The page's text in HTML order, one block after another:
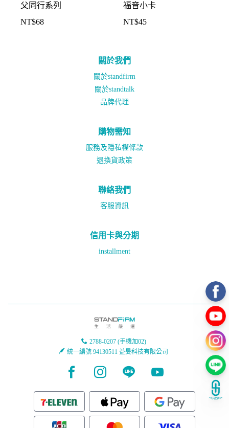
父同行系列
NT$68
福音小卡
NT$45
關於我們
關於standfirm
關於standtalk
品牌代理
購物需知
服務及隱私權條款
退換貨政策
聯絡我們
客服資訊
信用卡與分期
installment
2788-0207 (手機加02)
統一編號 94130511 益旻科技有限公司
Facebook pageInstagram page
Line pageYoutube page